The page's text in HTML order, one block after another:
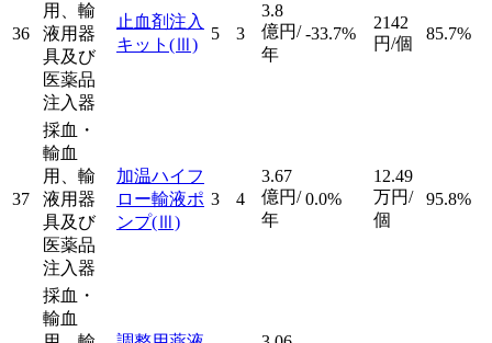
36
用、輸
液用器
具及び
医薬品
注入器
止血剤注入
キット (Ⅲ)
5 3
3.8
億円/
年
-33.7%
2142
円/個
85.7%
37
採血・
輸血
用、輸
液用器
具及び
医薬品
注入器
加温ハイフ
ロー輸液ポ
ンプ(Ⅲ)
3 4
3.67
億円/
年
0.0%
12.49
万円/
個
95.8%
採血・
輸血